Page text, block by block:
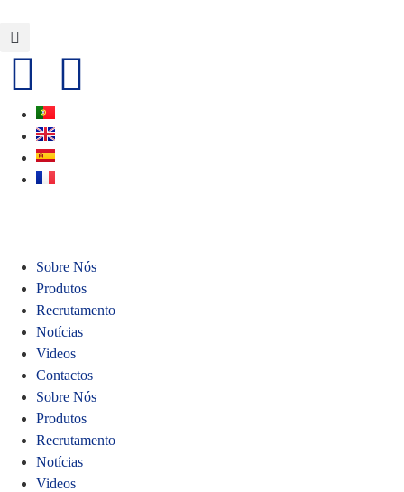
Sobre Nós
Produtos
Recrutamento
Notícias
Videos
Contactos
Sobre Nós
Produtos
Recrutamento
Notícias
Videos